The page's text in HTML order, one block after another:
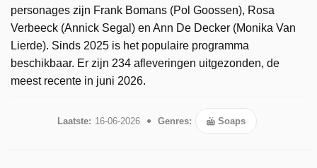
personages zijn Frank Bomans (Pol Goossen), Rosa
Verbeeck (Annick Segal) en Ann De Decker (Monika Van
Lierde). Sinds 2025 is het populaire programma
beschikbaar. Er zijn 234 afleveringen uitgezonden, de
meest recente in juni 2026.
Laatste: 16-06-2026 Genres: Soaps